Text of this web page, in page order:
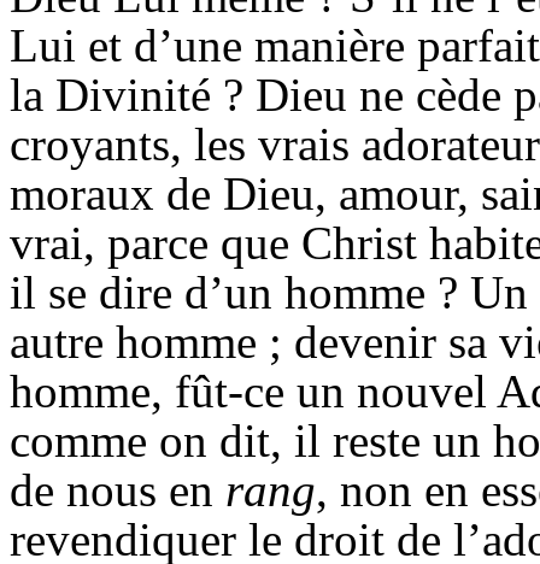
Lui et d’une manière
la Divinité ? Dieu ne cède
croyants, les vrais
moraux de Dieu, amour,
vrai, parce que Christ
il se dire d’un homme ?
autre homme ; devenir sa
homme, fût-ce un nouvel
comme on dit, il reste un
de nous en rang, non en
revendiquer le droit de